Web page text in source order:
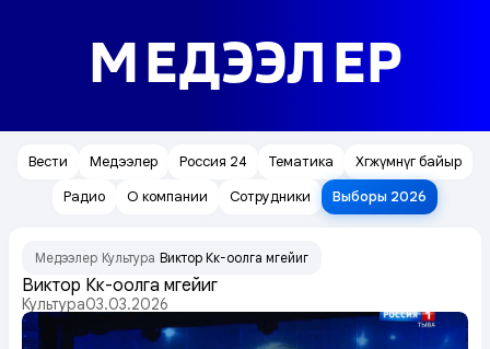
МЕДЭЭЛЕР
Вести Медээлер Россия 24 Тематика
Хөгжүмнүг байыр
Радио
О компании Сотрудники Выборы 2026
Медээлер Культура Виктор Көк-оолга мөгейиг
Виктор Көк-оолга мөгейиг
Культура03.03.2026